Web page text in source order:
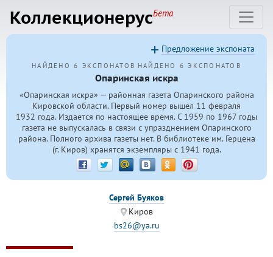
КоллекционерусБета
НАЙДЕНО 6 ЭКСПОНАТОВ НАЙДЕНО 6 ЭКСПОНАТОВ
Опаринская искра
«Опаринская искра» — районная газета Опаринского района
Кировской области. Первый номер вышел 11 февраля
1932 года. Издается по настоящее время. С 1959 по 1967 годы
газета не выпускалась в связи с упразднением Опаринского
района. Полного архива газеты нет. В библиотеке им. Герцена
(г. Киров) хранятся экземпляры с 1941 года.
Предложение экспоната
Сергей Буяков
Киров
bs26@ya.ru